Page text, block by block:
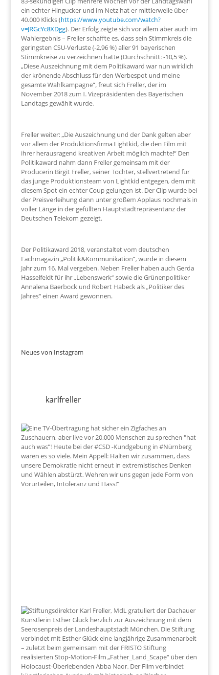
ein echter Hingucker und im Netz hat er mittlerweile über
40.000 Klicks (https://www.youtube.com/watch?
v=JRGcYc8XDgg). Der Erfolg zeigte sich vor allem aber auch im
Wahlergebnis – Freller schaffte es, dass sein Stimmkreis die
geringsten CSU-Verluste (-2,96 %) aller 91 bayerischen
Stimmkreise zu verzeichnen hatte (Durchschnitt: -10,5 %).
„Diese Auszeichnung mit dem Politikaward war nun wirklich
der krönende Abschluss für den Werbespot und meine
gesamte Wahlkampagne“, freut sich Freller, der im
November 2018 zum I. Vizepräsidenten des Bayerischen
Landtags gewählt wurde.
Freller weiter: „Die Auszeichnung und der Dank gelten aber
vor allem der Produktionsfirma Lightkid, die den Film mit
ihrer herausragend kreativen Arbeit möglich machte!“ Den
Politikaward nahm dann Freller gemeinsam mit der
Producerin Birgit Freller, seiner Tochter, stellvertretend für
das junge Produktionsteam von Lightkid entgegen, dem mit
diesem Spot ein echter Coup gelungen ist. Der Clip wurde bei
der Preisverleihung dann unter großem Applaus nochmals in
voller Länge in der gefüllten Hauptstadtrepräsentanz der
Deutschen Telekom gezeigt.
Der Politikaward 2018, veranstaltet vom deutschen
Fachmagazin „Politik&Kommunikation“, wurde in diesem
Jahr zum 16. Mal vergeben. Neben Freller haben auch Gerda
Hasselfeldt für ihr „Lebenswerk“ sowie die Grünenpolitiker
Annalena Baerbock und Robert Habeck als „Politiker des
Jahres“ einen Award gewonnen.
Neues von Instagram
karlfreller